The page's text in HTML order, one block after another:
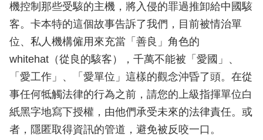
機控制那些受駭的主機，將入侵的罪過推卸給中國駭
客。卡本特的這個故事告訴了我們，目前被情治單
位、私人機構僱用來充當「善良」角色的
whitehat（從良的駭客），千萬不能被「愛國」、
「愛工作」、「愛單位」這樣的觀念沖昏了頭。在從
事任何牴觸法律的行為之前，請您的上級指揮單位白
紙黑字地寫下授權，由他們承受未來的法律責任。或
者，隱匿取得資訊的管道，避免被反咬一口。